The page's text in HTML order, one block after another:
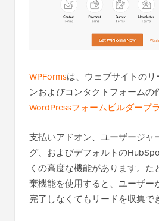
WPFormsは、ウェブサイトの
ンおよびコンタクトフォームの
WordPressフォームビルダープ
支払いアドオン、ユーザージャ
グ、およびデフォルトの
くの高度な機能があります。
棄機能を使用すると、ユーザー
完了しなくてもリードを収集で